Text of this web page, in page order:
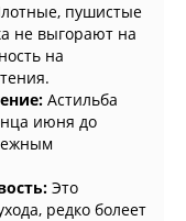
пушистые
не выгорают на
на
Астильба
июня до
Это
редко болеет